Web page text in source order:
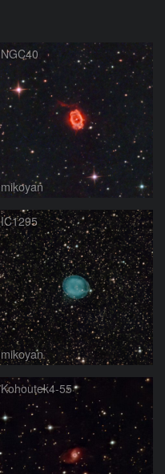
NGC40
mikoyan
IC1295
mikoyan
Kohoutek4-55